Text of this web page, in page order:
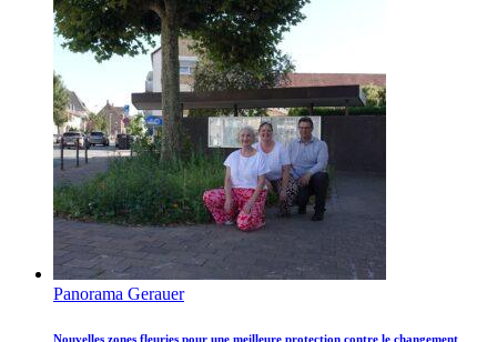
Panorama Gerauer
Nouvelles zones fleuries pour une meilleure protection contre le changement